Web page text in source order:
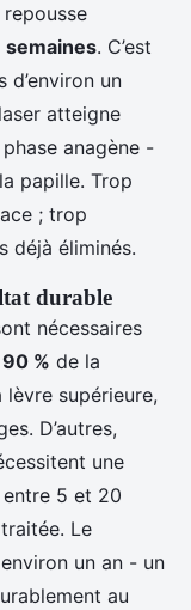
semaines. C’est
d’environ un
atteigne
anagène -
papille. Trop
; trop
déjà éliminés.
durable
nécessaires
% de la
supérieure,
D’autres,
une
entre 5 et 20
Le
un an - un
au